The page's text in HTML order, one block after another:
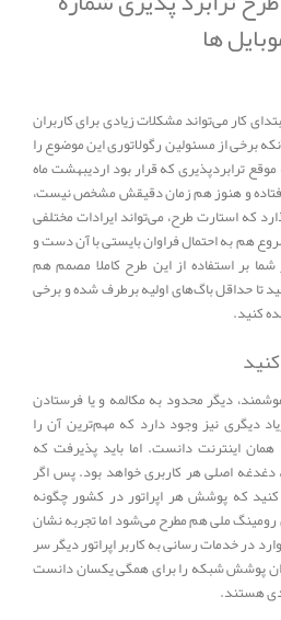
ها
کار می‌تواند مشکلات زیادی برای کاربران
برخی از مسئولین رگولاتوری این موضوع را
ترابردپذیری که قرار بود اردیبهشت ماه
به تاخیر افتاده و هنوز هم زمان دقیقش مشخص نیست،
استارت طرح، می‌تواند ایرادات مختلفی
هم به احتمال فراوان بایستی با آن دست و
بر استفاده از این طرح کاملا مصمم هم
تا حداقل باگ‌های اولیه برطرف شده و برخی
کنید.
دیگر محدود به مکالمه و یا فرستادن
دیگری نیز وجود دارد که مهم‌ترین آن را
اینترنت دانست. اما باید پذیرفت که
اصلی هر کاربری خواهد بود. پس اگر
که پوشش هر اپراتور در کشور چگونه
ملی هم مطرح می‌شود اما تجربه نشان
در خدمات رسانی به کاربر اپراتور دیگر سر
پوشش شبکه را برای همگی یکسان دانست
هستند.